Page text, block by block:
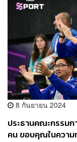
8 กันยายน 2024
ประธานคณะกรรม
คน ขอบคุณในความ